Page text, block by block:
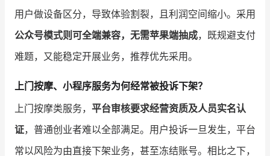
用户做设备区分，导致体验割裂，且利润空间缩小。采用
公众号模式则可全端兼容，无需苹果端抽成，既规避支付
难题，又能稳定开展业务，推荐优先采用。
上门按摩、小程序服务为何经常被投诉下架？
上门按摩类服务， 平台审核要求经营资质及人员实名认
证，普通创业者难以全部满足。用户投诉一旦发生，平台
常以风险为由直接下架业务，甚至冻结账号。相比之下，